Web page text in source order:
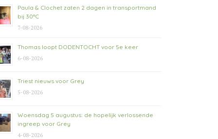
Paula & Clochet zaten 2 dagen in transportmand
bij 30°C
7-08-2026
Thomas loopt DODENTOCHT voor 5e keer
6-08-2026
Triest nieuws voor Grey
5-08-2026
Woensdag 5 augustus: de hopelijk verlossende
ingreep voor Grey
4-08-2026